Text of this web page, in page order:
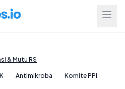
& Mutu RS
Antimikroba Komite PPI